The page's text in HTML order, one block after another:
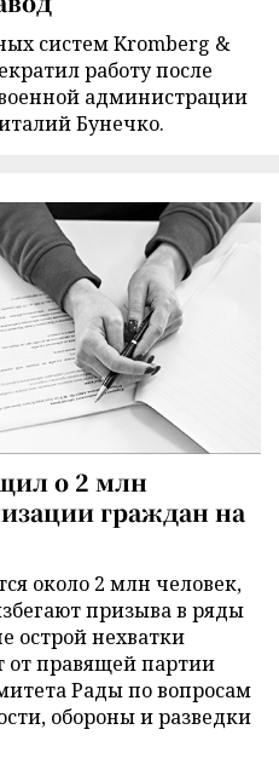
систем Kromberg &
работу после
администрации
Бунечко.
о 2 млн
граждан на
около 2 млн человек,
призыва в ряды
острой нехватки
от правящей партии
Рады по вопросам
обороны и разведки